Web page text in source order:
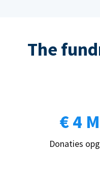
The
€ 4
Donaties